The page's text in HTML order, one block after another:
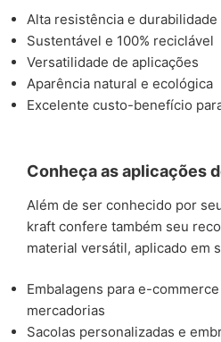
Alta resistência e durabilidade
Sustentável e 100% reciclável
Versatilidade de aplicações
Aparência natural e ecológica
Excelente custo-benefício
Conheça as aplicações
Além de ser conhecido por
kraft confere também seu
material versátil, aplicado em
Embalagens para e-
mercadorias
Sacolas personalizadas e